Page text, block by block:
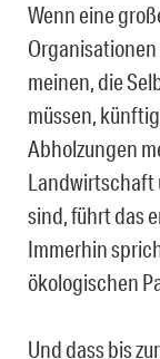
Wenn eine
meinen, die
müssen,
Abholzungen
Landwirtschaft
sind, führt das
Immerhin
ökologischen
Und dass bis